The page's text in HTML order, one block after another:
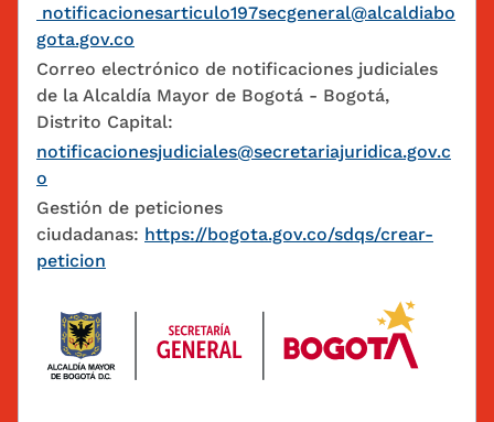
notificacionesarticulo197secgeneral@alcaldiabo
gota.gov.co
Correo electrónico de notificaciones judiciales
de la Alcaldía Mayor de Bogotá - Bogotá,
Distrito Capital:
notificacionesjudiciales@secretariajuridica.gov.c
o
Gestión de peticiones
ciudadanas: https://bogota.gov.co/sdqs/crear-
peticion